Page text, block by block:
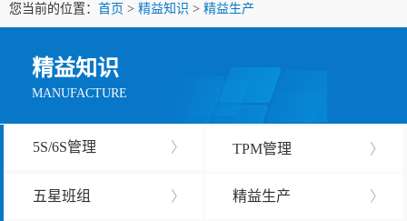
您当前的位置： 首页 > 精益知识 > 精益生产
精益知识
MANUFACTURE
5S/6S管理 〉 TPM管理 〉
五星班组 〉 精益生产 〉